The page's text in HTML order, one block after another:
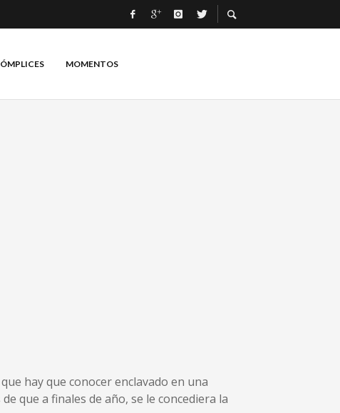
MOMENTOS
hay que conocer enclavado en una
que a finales de año, se le concediera la